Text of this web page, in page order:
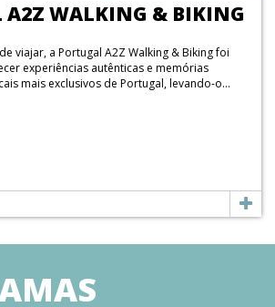
A2Z WALKING & BIKING
viajar, a Portugal A2Z Walking & Biking foi
experiências autênticas e memórias
mais exclusivos de Portugal, levando-o...